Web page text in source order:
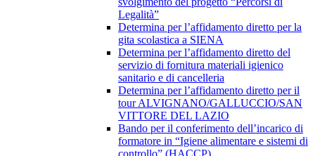
Legalità”
Determina per l’affidamento diretto per la
gita scolastica a SIENA
Determina per l’affidamento diretto del
servizio di fornitura materiali igienico
sanitario e di cancelleria
Determina per l’affidamento diretto per il
tour ALVIGNANO/GALLUCCIO/SAN
VITTORE DEL LAZIO
Bando per il conferimento dell’incarico di
formatore in “Igiene alimentare e sistemi di